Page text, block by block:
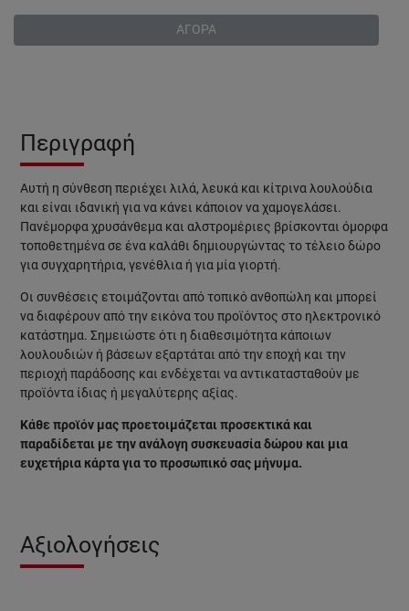
ΑΓΟΡΑ
Περιγραφή
Αυτή η σύνθεση περιέχει λιλά, λευκά και κίτρινα λουλούδια
και είναι ιδανική για να κάνει κάποιον να χαμογελάσει.
Πανέμορφα χρυσάνθεμα και αλστρομέριες βρίσκονται όμορφα
τοποθετημένα σε ένα καλάθι δημιουργώντας το τέλειο δώρο
για συγχαρητήρια, γενέθλια ή για μία γιορτή.
Οι συνθέσεις ετοιμάζονται από τοπικό ανθοπώλη και μπορεί
να διαφέρουν από την εικόνα του προϊόντος στο ηλεκτρονικό
κατάστημα. Σημειώστε ότι η διαθεσιμότητα κάποιων
λουλουδιών ή βάσεων εξαρτάται από την εποχή και την
περιοχή παράδοσης και ενδέχεται να αντικατασταθούν με
προϊόντα ίδιας ή μεγαλύτερης αξίας.
Κάθε προϊόν μας προετοιμάζεται προσεκτικά και
παραδίδεται με την ανάλογη συσκευασία δώρου και μια
ευχετήρια κάρτα για το προσωπικό σας μήνυμα.
Αξιολογήσεις